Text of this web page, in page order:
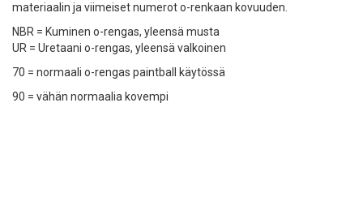
materiaalin ja viimeiset numerot o-renkaan kovuuden.
NBR = Kuminen o-rengas, yleensä musta
UR = Uretaani o-rengas, yleensä valkoinen
70 = normaali o-rengas paintball käytössä
90 = vähän normaalia kovempi